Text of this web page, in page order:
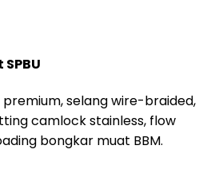
selang wire-braided,
camlock stainless, flow
bongkar muat BBM.